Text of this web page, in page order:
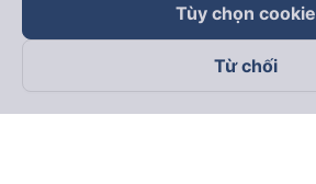
Theo dõi chúng tôi trên
Tùy chọn cookie
Từ chối